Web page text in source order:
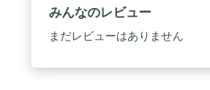
みんなのレビュー
まだレビューはありません